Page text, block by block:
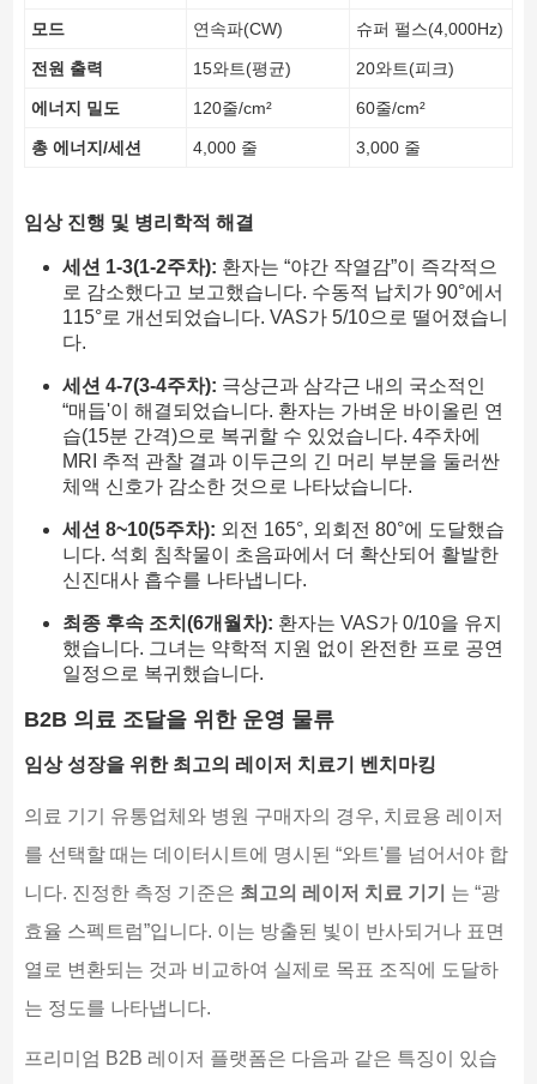
모드 연속파(CW) 슈퍼 펄스(4,000Hz)
전원 출력 15와트(평균) 20와트(피크)
에너지 밀도 120줄/cm² 60줄/cm²
총 에너지/세션 4,000 줄 3,000 줄
임상 진행 및 병리학적 해결
세션 1-3(1-2주차): 환자는 “야간 작열감”이 즉각적으
로 감소했다고 보고했습니다. 수동적 납치가 90°에서
115°로 개선되었습니다. VAS가 5/10으로 떨어졌습니
다.
세션 4-7(3-4주차): 극상근과 삼각근 내의 국소적인
“매듭'이 해결되었습니다. 환자는 가벼운 바이올린 연
습(15분 간격)으로 복귀할 수 있었습니다. 4주차에
MRI 추적 관찰 결과 이두근의 긴 머리 부분을 둘러싼
체액 신호가 감소한 것으로 나타났습니다.
세션 8~10(5주차): 외전 165°, 외회전 80°에 도달했습
니다. 석회 침착물이 초음파에서 더 확산되어 활발한
신진대사 흡수를 나타냅니다.
최종 후속 조치(6개월차): 환자는 VAS가 0/10을 유지
했습니다. 그녀는 약학적 지원 없이 완전한 프로 공연
일정으로 복귀했습니다.
B2B 의료 조달을 위한 운영 물류
임상 성장을 위한 최고의 레이저 치료기 벤치마킹
의료 기기 유통업체와 병원 구매자의 경우, 치료용 레이저
를 선택할 때는 데이터시트에 명시된 “와트'를 넘어서야 합
니다. 진정한 측정 기준은 최고의 레이저 치료 기기
는 “광
효율 스펙트럼”입니다. 이는 방출된 빛이 반사되거나 표면
열로 변환되는 것과 비교하여 실제로 목표 조직에 도달하
는 정도를 나타냅니다.
프리미엄 B2B 레이저 플랫폼은 다음과 같은 특징이 있습